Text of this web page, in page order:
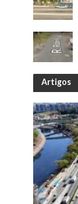
Artigos